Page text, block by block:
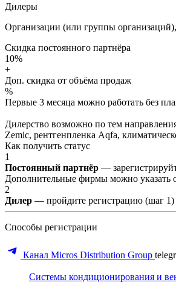
Дилеры
Организации (или группы
Скидка постоянного партнёра
10%
+
Доп. скидка от объёма продаж
%
Первые 3 месяца можно работать без
Дилерство возможно по тем
Zemic, рентгенпленка Aqfa,
Как получить статус
1
Постоянный партнёр —
Дополнительные фирмы можно указать
2
Дилер — пройдите регистрацию (шаг 1)
Способы регистрации
Канал Micros Distribution Group
Системы кондиционирования и